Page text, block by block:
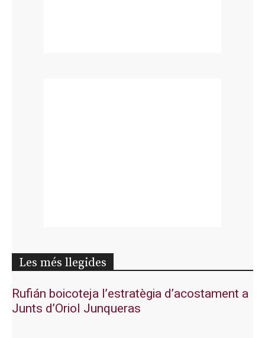
Les més llegides
Rufián boicoteja l’estratègia d’acostament a
Junts d’Oriol Junqueras